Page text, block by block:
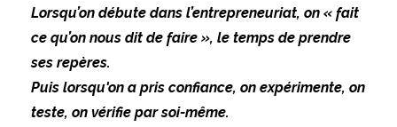
Lorsqu’on débute dans l’entrepreneuriat, on « fait
ce qu’on nous dit de faire », le temps de prendre
ses repères.
Puis lorsqu'on a pris confiance, on expérimente, on
teste, on vérifie par soi-même.